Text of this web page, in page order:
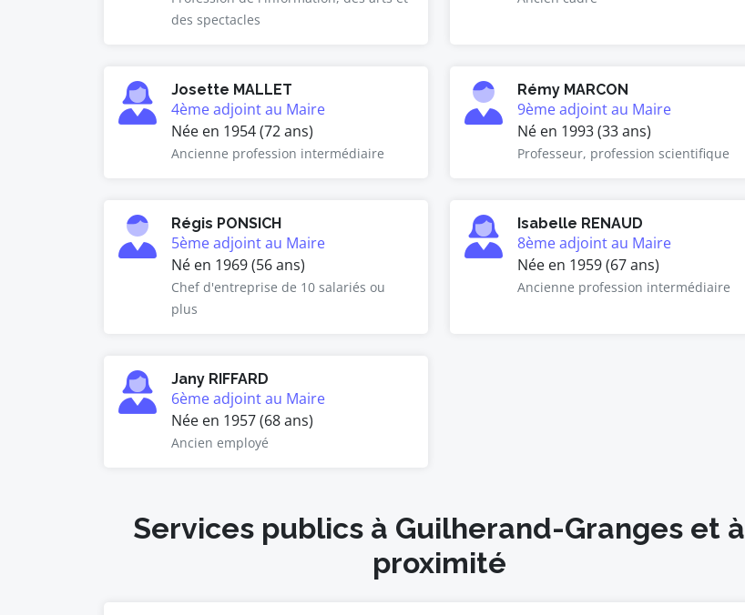
des spectacles
Josette MALLET
4ème adjoint au Maire
Née en 1954 (72 ans)
Ancienne profession intermédiaire
Rémy MARCON
9ème adjoint au Maire
Né en 1993 (33 ans)
Professeur, profession scientifique
Régis PONSICH
5ème adjoint au Maire
Né en 1969 (56 ans)
Chef d'entreprise de 10 salariés ou
plus
Isabelle RENAUD
8ème adjoint au Maire
Née en 1959 (67 ans)
Ancienne profession intermédiaire
Jany RIFFARD
6ème adjoint au Maire
Née en 1957 (68 ans)
Ancien employé
Services publics à Guilherand-Granges et à
proximité